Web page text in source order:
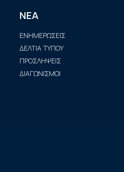
ΝΕΑ
ΕΝΗΜΕΡΩΣΕΙΣ
ΔΕΛΤΙΑ ΤΥΠΟΥ
ΠΡΟΣΛΗΨΕΙΣ
ΔΙΑΓΩΝΙΣΜΟΙ